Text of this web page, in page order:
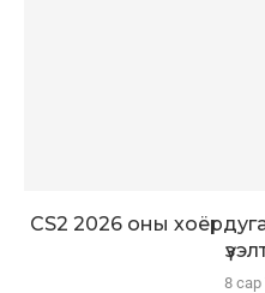
CS2 2026 оны
8 сар